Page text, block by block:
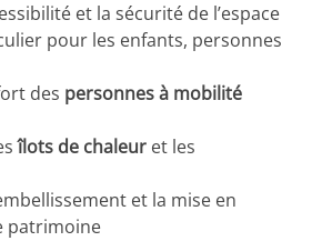
et la sécurité de l’espace
pour les enfants, personnes
des personnes à mobilité
îlots de chaleur et les
et la mise en
patrimoine